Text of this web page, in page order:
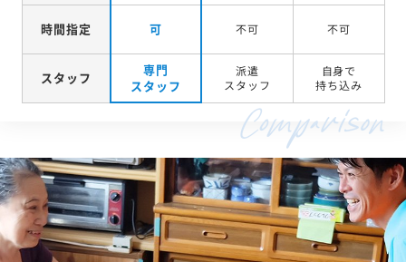
時間指定 可 不可 不可
スタッフ
専門
スタッフ
派遣
スタッフ
自身で
持ち込み